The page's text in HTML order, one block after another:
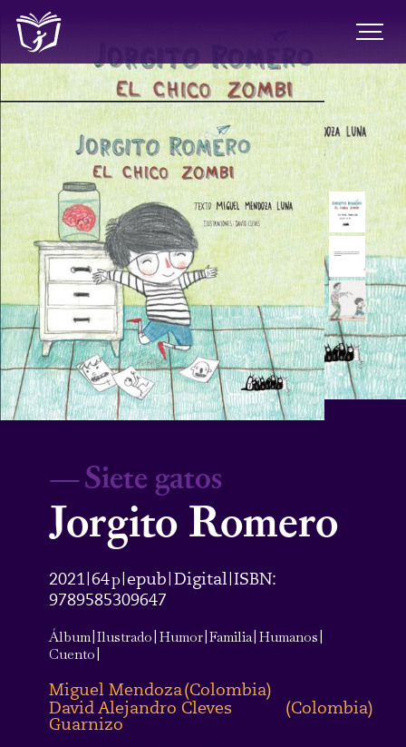
—Siete gatos
Jorgito Romero
2021 64p epub Digital ISBN:
9789585309647
Álbum Ilustrado Humor Familia Humanos
Cuento
Miguel Mendoza(Colombia)
David Alejandro Cleves
Guarnizo
(Colombia)